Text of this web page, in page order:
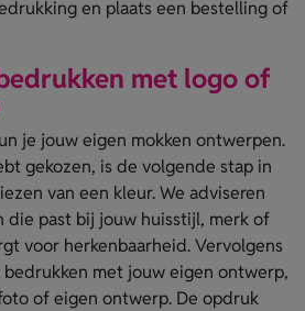
en plaats een bestelling of
met logo of
je jouw eigen mokken ontwerpen.
gekozen, is de volgende stap in
van een kleur. We adviseren
die past bij jouw huisstijl, merk of
voor herkenbaarheid. Vervolgens
met jouw eigen ontwerp,
of eigen ontwerp. De opdruk